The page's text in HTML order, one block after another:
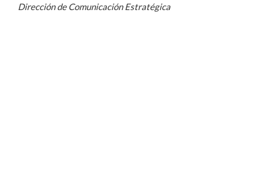
Dirección de Comunicación Estratégica